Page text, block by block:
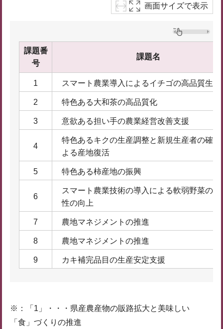
画面サイズで表示
課題番
号
課題名
1 スマート農業導入によるイチゴの高品質生産
2 特色ある大和茶の高品質化
3 意欲ある担い手の農業経営改善支援
4
特色あるキクの生産調整と新規生産者の確保
よる産地復活
5 特色ある柿産地の振興
6
スマート農業技術の導入による軟弱野菜の生
性の向上
7 農地マネジメントの推進
8 農地マネジメントの推進
9 カキ補完品目の生産安定支援
※：「1」・・・県産農産物の販路拡大と美味しい
「食」づくりの推進